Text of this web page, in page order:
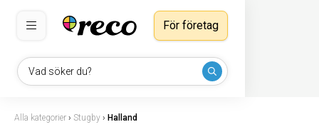
Vad söker du?
För företag
Alla kategorier › Stugby › Halland